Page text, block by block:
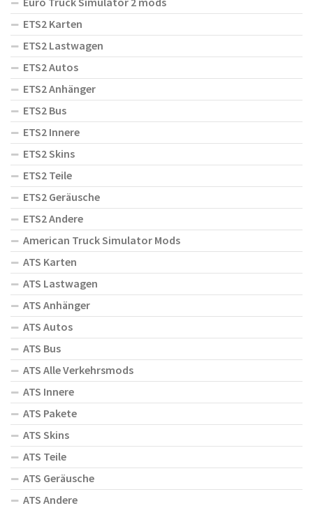
ETS2 Karten
ETS2 Lastwagen
ETS2 Autos
ETS2 Anhänger
ETS2 Bus
ETS2 Innere
ETS2 Skins
ETS2 Teile
ETS2 Geräusche
ETS2 Andere
American Truck Simulator Mods
ATS Karten
ATS Lastwagen
ATS Anhänger
ATS Autos
ATS Bus
ATS Alle Verkehrsmods
ATS Innere
ATS Pakete
ATS Skins
ATS Teile
ATS Geräusche
ATS Andere